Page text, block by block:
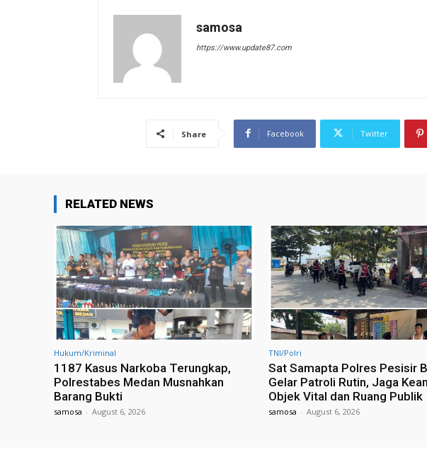
samosa
https://www.update87.com
Share Facebook Twitter
RELATED NEWS
Hukum/Kriminal
1187 Kasus Narkoba Terungkap,
Polrestabes Medan Musnahkan
Barang Bukti
samosa - August 6, 2026
TNI/Polri
Sat Samapta Polres Pesisir
Gelar Patroli Rutin, Jaga
Objek Vital dan Ruang Publik
samosa - August 6, 2026